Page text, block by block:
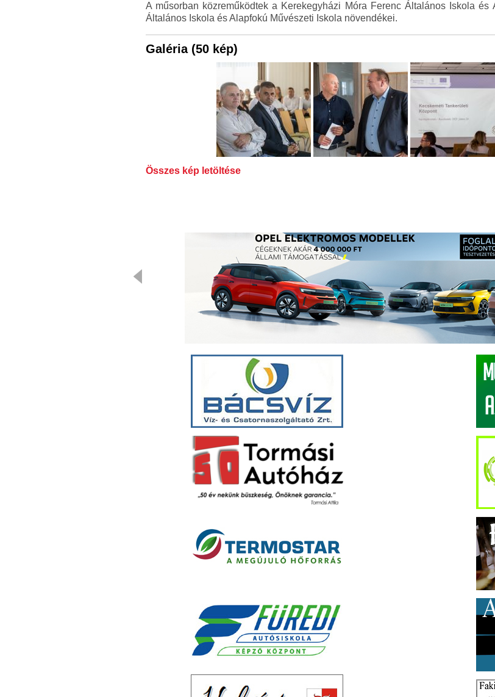
A műsorban közreműködtek a Kerekegyházi Móra Ferenc Általános Iskola
Általános Iskola és Alapfokú Művészeti Iskola növendékei.
Galéria (50 kép)
Összes kép letöltése